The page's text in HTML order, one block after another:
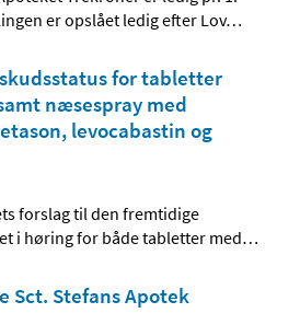
er opslået ledig efter Lov…
for tabletter
næsespray med
levocabastin og
forslag til den fremtidige
i høring for både tabletter med…
Sct. Stefans Apotek